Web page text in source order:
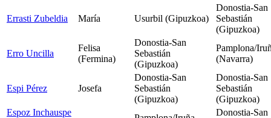
Errasti Zubeldia María Usurbil (Gipuzkoa)
Donostia-San
Sebastián
(Gipuzkoa)
Erro Uncilla
Felisa
(Fermina)
Donostia-San
Sebastián
(Gipuzkoa)
Pamplona/
(Navarra)
Espi Pérez Josefa
Donostia-San
Sebastián
(Gipuzkoa)
Donostia-San
Sebastián
(Gipuzkoa)
Espoz Inchauspe
Donostia-San